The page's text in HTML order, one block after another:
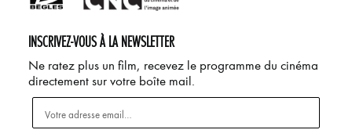
INSCRIVEZ-VOUS À LA NEWSLETTER
Ne ratez plus un film, recevez le programme du cinéma
directement sur votre boîte mail.